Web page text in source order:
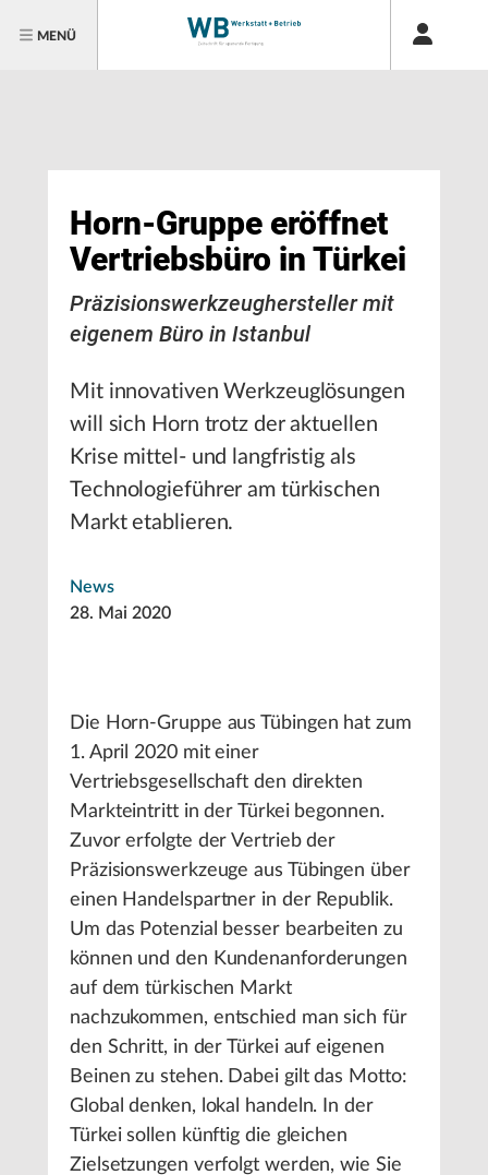
MENÜ
Horn-Gruppe eröffnet
Vertriebsbüro in Türkei
Präzisionswerkzeughersteller mit
eigenem Büro in Istanbul
Mit innovativen Werkzeuglösungen
will sich Horn trotz der aktuellen
Krise mittel- und langfristig als
Technologieführer am türkischen
Markt etablieren.
News
28. Mai 2020
Die Horn-Gruppe aus Tübingen hat zum
1. April 2020 mit einer
Vertriebsgesellschaft den direkten
Markteintritt in der Türkei begonnen.
Zuvor erfolgte der Vertrieb der
Präzisionswerkzeuge aus Tübingen über
einen Handelspartner in der Republik.
Um das Potenzial besser bearbeiten zu
können und den Kundenanforderungen
auf dem türkischen Markt
nachzukommen, entschied man sich für
den Schritt, in der Türkei auf eigenen
Beinen zu stehen. Dabei gilt das Motto:
Global denken, lokal handeln. In der
Türkei sollen künftig die gleichen
Zielsetzungen verfolgt werden, wie Sie